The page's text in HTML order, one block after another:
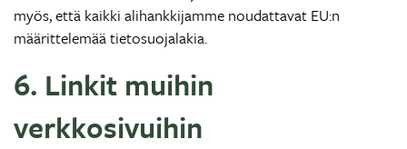
myös, että kaikki alihankkijamme noudattavat EU:n
määrittelemää tietosuojalakia.
6. Linkit muihin
verkkosivuihin